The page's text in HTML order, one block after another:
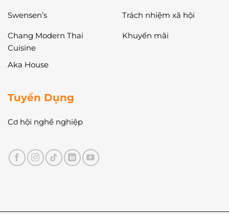
Swensen’s
Chang Modern Thai
Cuisine
Aka House
Trách nhiệm xã hội
Khuyến mãi
Tuyển Dụng
Cơ hội nghề nghiệp